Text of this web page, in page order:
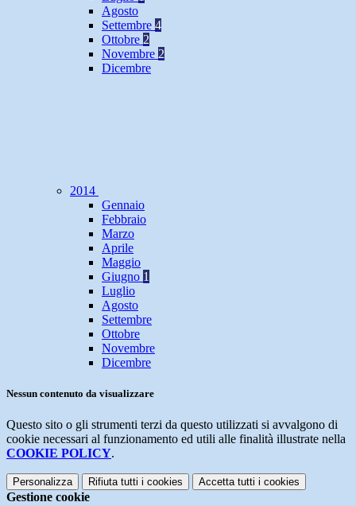
Agosto
Settembre 4
Ottobre 2
Novembre 2
Dicembre
2014
Gennaio
Febbraio
Marzo
Aprile
Maggio
Giugno 1
Luglio
Agosto
Settembre
Ottobre
Novembre
Dicembre
Nessun contenuto da visualizzare
Questo sito o gli strumenti terzi da questo utilizzati si avvalgono di
cookie necessari al funzionamento ed utili alle finalità illustrate nella
COOKIE POLICY.
Personalizza Rifiuta tutti i cookies Accetta tutti i cookies
Gestione cookie